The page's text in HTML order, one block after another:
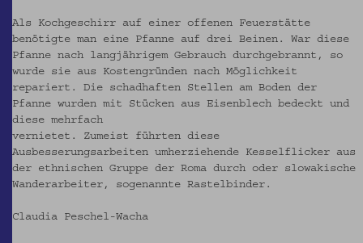
Als Kochgeschirr auf einer offenen Feuerstätte
benötigte man eine Pfanne auf drei Beinen. War diese
Pfanne nach langjährigem Gebrauch durchgebrannt, so
wurde sie aus Kostengründen nach Möglichkeit
repariert. Die schadhaften Stellen am Boden der
Pfanne wurden mit Stücken aus Eisenblech bedeckt und
diese mehrfach
vernietet. Zumeist führten diese
Ausbesserungsarbeiten umherziehende Kesselflicker aus
der ethnischen Gruppe der Roma durch oder slowakische
Wanderarbeiter, sogenannte Rastelbinder.
Claudia Peschel-Wacha